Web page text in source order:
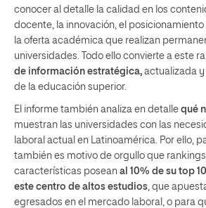
conocer al detalle la calidad en los
docente, la innovación, el
la oferta académica que realizan
universidades. Todo ello convierte a este
de información estratégica, actualizada
de la educación superior.
El informe también analiza en detalle qué
muestran las universidades con las
laboral actual en Latinoamérica. Por ello,
también es motivo de orgullo que
características posean al 10% de su top
este centro de altos estudios , que
egresados en el mercado laboral, o para